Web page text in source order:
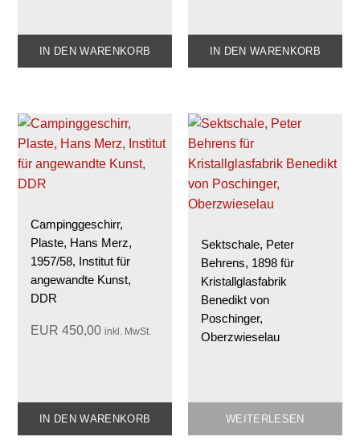
IN DEN WARENKORB IN DEN WARENKORB
Campinggeschirr,
Plaste, Hans Merz,
1957/58, Institut für
angewandte Kunst,
DDR
EUR 450,00 inkl. MwSt.
IN DEN WARENKORB
Sektschale, Peter
Behrens, 1898 für
Kristallglasfabrik
Benedikt von
Poschinger,
Oberzwieselau
WEITERLESEN